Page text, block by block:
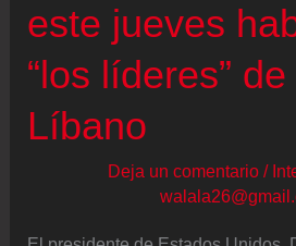
este jueves
“los líderes”
Líbano
Deja un comentario /